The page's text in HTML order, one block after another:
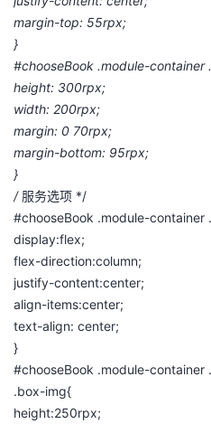
margin-top: 55rpx;
}
#chooseBook .module-
height: 300rpx;
width: 200rpx;
margin: 0 70rpx;
margin-bottom: 95rpx;
}
/服务选项 */
#chooseBook .module-
display:flex;
flex-direction:column;
justify-content:center;
align-items:center;
text-align: center;
}
#chooseBook .module-
.box-img{
height:250rpx;